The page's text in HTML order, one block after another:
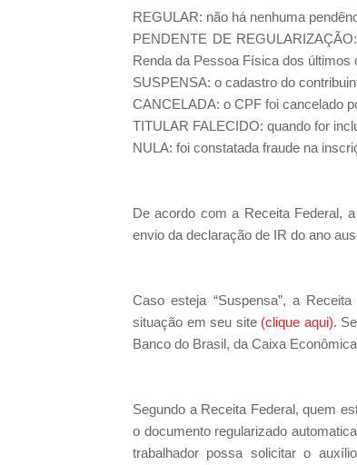
REGULAR: não há nenhuma
PENDENTE DE
Renda da Pessoa Física dos últimos
SUSPENSA: o cadastro do
CANCELADA: o CPF foi cancelado
TITULAR FALECIDO: quando for
NULA: foi constatada fraude na
De acordo com a Receita Federal,
envio da declaração de IR do ano
Caso esteja “Suspensa”, a
situação em seu site (clique aqui).
Banco do Brasil, da Caixa
Segundo a Receita Federal, quem
o documento regularizado
trabalhador possa solicitar o